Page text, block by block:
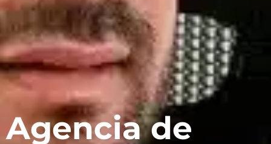
Agencia de